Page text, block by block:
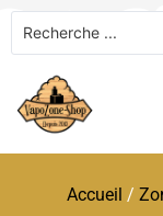
Accueil /